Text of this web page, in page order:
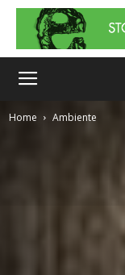
Home Ambiente